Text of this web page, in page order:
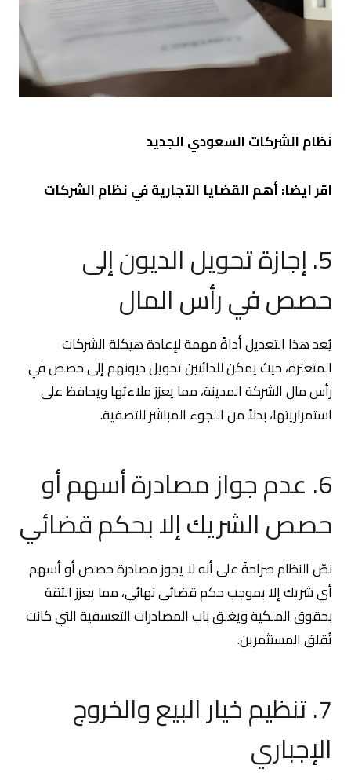
نظام الشركات السعودي الجديد
اقر ايضا:أهم القضايا التجارية في نظام الشركات
5. إجازة تحويل الديون إلى
حصص في رأس المال
يُعد هذا التعديل أداةً مهمة لإعادة هيكلة الشركات
المتعثرة، حيث يمكن للدائنين تحويل ديونهم إلى حصص في
رأس مال الشركة المدينة، مما يعزز ملاءتها ويحافظ على
استمراريتها، بدلاً من اللجوء المباشر للتصفية.
6. عدم جواز مصادرة أسهم أو
حصص الشريك إلا بحكم قضائي
نصّ النظام صراحةً على أنه لا يجوز مصادرة حصص أو أسهم
أي شريك إلا بموجب حكم قضائي نهائي، مما يعزز الثقة
بحقوق الملكية ويغلق باب المصادرات التعسفية التي كانت
تُقلق المستثمرين.
7. تنظيم خيار البيع والخروج
الإجباري